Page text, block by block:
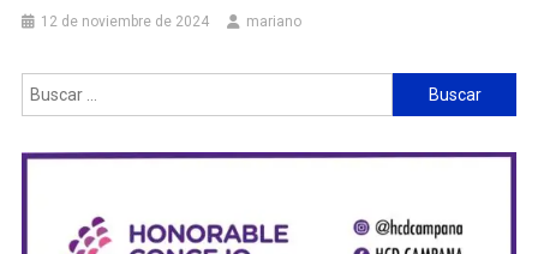
12 de noviembre de 2024 mariano
Buscar: